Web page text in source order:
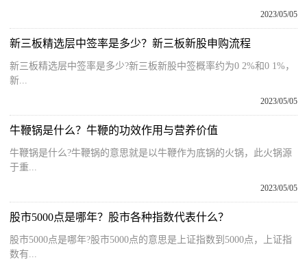
2023/05/05
新三板精选层中签率是多少？新三板新股申购流程
新三板精选层中签率是多少?新三板新股中签概率约为0 2%和0 1%，
新...
2023/05/05
牛鞭锅是什么？牛鞭的功效作用与营养价值
牛鞭锅是什么?牛鞭锅的意思就是以牛鞭作为底锅的火锅，此火锅源
于重...
2023/05/05
股市5000点是哪年？股市各种指数代表什么？
股市5000点是哪年?股市5000点的意思是上证指数到5000点，上证指
数有...